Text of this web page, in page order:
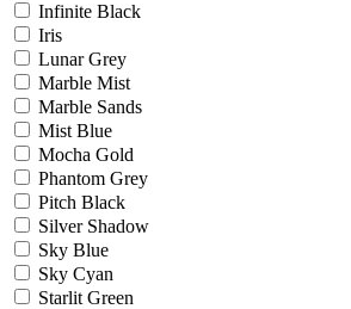
Infinite Black
Iris
Lunar Grey
Marble Mist
Marble Sands
Mist Blue
Mocha Gold
Phantom Grey
Pitch Black
Silver Shadow
Sky Blue
Sky Cyan
Starlit Green